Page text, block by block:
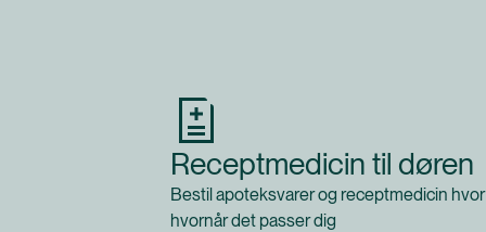
Receptmedicin til døren
Bestil apoteksvarer og receptmedicin
hvornår det passer dig